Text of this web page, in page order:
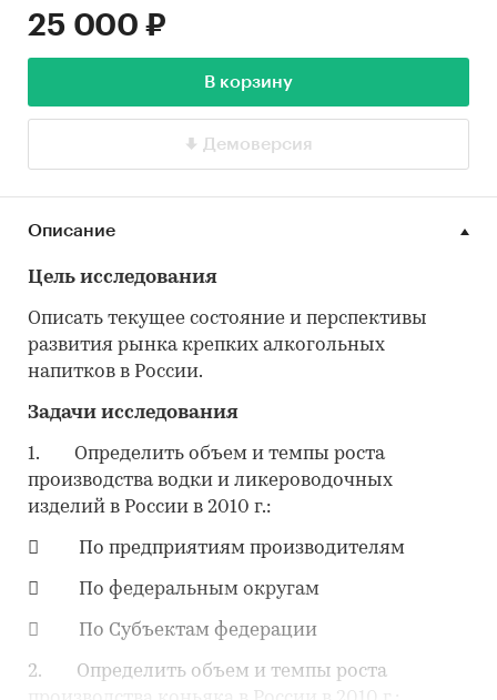
25 000 ₽
В корзину
Демоверсия
Описание
Цель исследования
Описать текущее состояние и перспективы
развития рынка крепких алкогольных
напитков в России.
Задачи исследования
1. Определить объем и темпы роста
производства водки и ликероводочных
изделий в России в 2010 г.:
 По предприятиям производителям
 По федеральным округам
 По Субъектам федерации
2. Определить объем и темпы роста